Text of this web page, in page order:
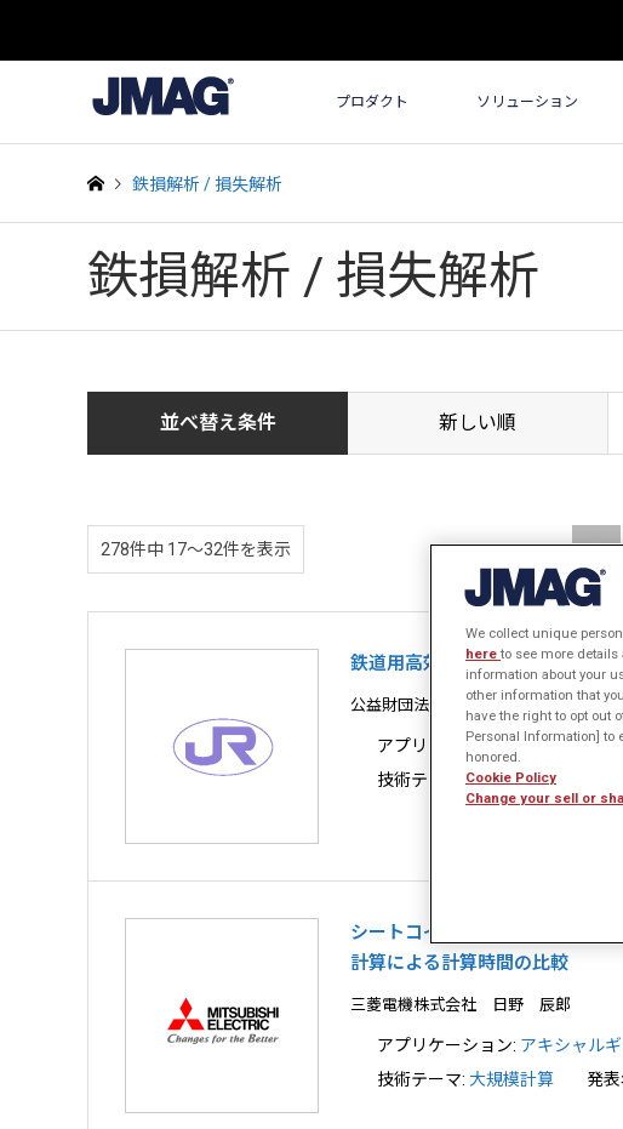
プロダクト ソリューション
鉄損解析 / 損失解析
鉄損解析 / 損失解析
並べ替え条件 新しい順
278件中 17〜32件を表示 
鉄道用高効率誘導電動機の大規
公益財団法人 鉄道総合技術研究所
アプリケーション: モータ、誘
技術テーマ:大規模計算、
シートコイル構造を用いたコア
計算による計算時間の比較
三菱電機株式会社 日野 辰郎
アプリケーション: アキシャル
技術テーマ: 大規模計算 発
We collect unique
hereto see more
information about your
other information that
have the right to opt out
Personal Information] to
honored.
Cookie Policy
Change your sell or